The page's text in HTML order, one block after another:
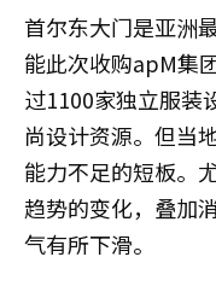
首尔东大门是亚洲
能此次收购apM集
过1100家独立服装
尚设计资源。但当
能力不足的短板。
趋势的变化，叠加
气有所下滑。